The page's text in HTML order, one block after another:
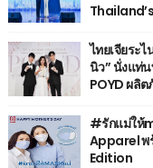
ไทยเจียระ
นิว” นั่งแท่น
POYD ผลิ
#รักแม่ให้
Apparel พ
Edition